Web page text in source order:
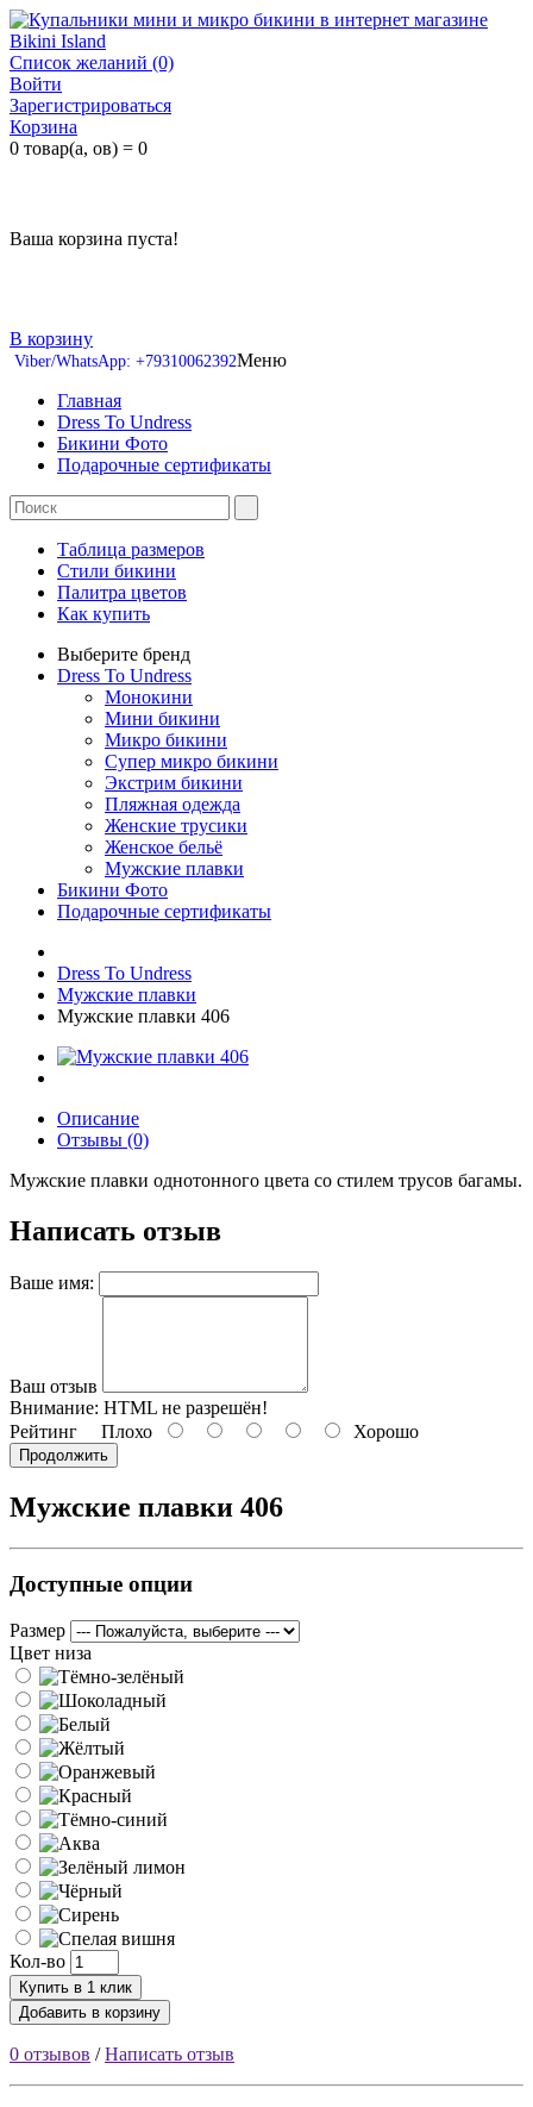
Список желаний (0)
Войти
Зарегистрироваться
Корзина
0 товар(а, ов) = 0
Ваша корзина пуста!
В корзину
Viber/WhatsApp: +79310062392Меню
Главная
Dress To Undress
Бикини Фото
Подарочные сертификаты
Таблица размеров
Стили бикини
Палитра цветов
Как купить
Выберите бренд
Dress To Undress
Монокини
Мини бикини
Микро бикини
Супер микро бикини
Экстрим бикини
Пляжная одежда
Женские трусики
Женское бельё
Мужские плавки
Бикини Фото
Подарочные сертификаты
Dress To Undress
Мужские плавки
Мужские плавки 406
Описание
Отзывы (0)
Мужские плавки однотонного цвета со стилем трусов багамы.
Написать отзыв
Ваше имя:
Ваш отзыв
Внимание: HTML не разрешён!
Рейтинг Плохо Хорошо
Продолжить
Мужские плавки 406
Доступные опции
Размер
Цвет низа
Кол-во
Купить в 1 клик
Добавить в корзину
0 отзывов /Написать отзыв